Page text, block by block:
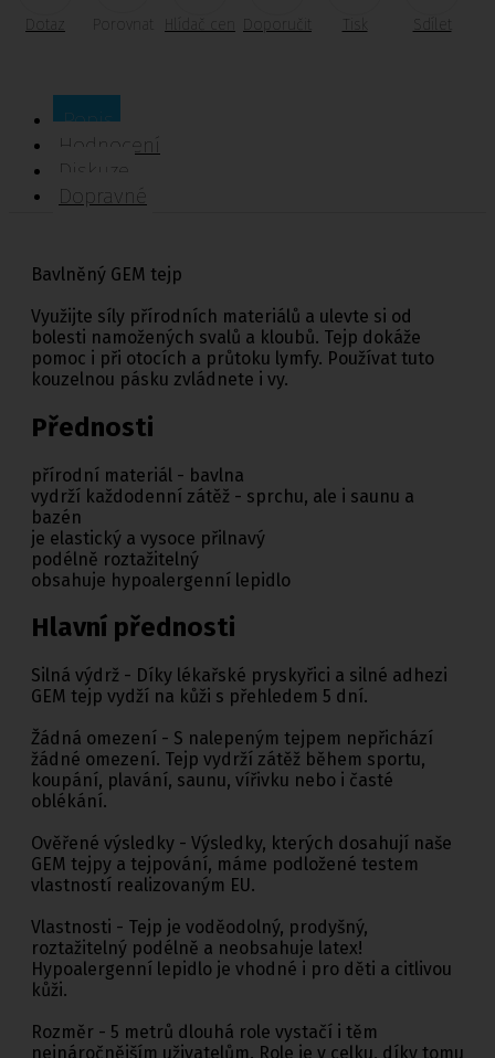
Dotaz Porovnat Doporučit Tisk Sdílet
Popis
Hodnocení
Diskuze
Dopravné
Bavlněný GEM tejp
Využijte síly přírodních materiálů a ulevte si od
bolesti namožených svalů a kloubů. Tejp dokáže
pomoc i při otocích a průtoku lymfy. Používat tuto
kouzelnou pásku zvládnete i vy.
Přednosti
přírodní materiál - bavlna
vydrží každodenní zátěž - sprchu, ale i saunu a
bazén
je elastický a vysoce přilnavý
podélně roztažitelný
obsahuje hypoalergenní lepidlo
Hlavní přednosti
Silná výdrž - Díky lékařské pryskyřici a silné adhezi
GEM tejp vydží na kůži s přehledem 5 dní.
Žádná omezení - S nalepeným tejpem nepřichází
žádné omezení. Tejp vydrží zátěž během sportu,
koupání, plavání, saunu, vířivku nebo i časté
oblékání.
Ověřené výsledky - Výsledky, kterých dosahují naše
GEM tejpy a tejpování, máme podložené testem
vlastností realizovaným EU.
Vlastnosti - Tejp je voděodolný, prodyšný,
roztažitelný podélně a neobsahuje latex!
Hypoalergenní lepidlo je vhodné i pro děti a citlivou
kůži.
Rozměr - 5 metrů dlouhá role vystačí i těm
nejnáročnějším uživatelům. Role je v celku, díky tomu